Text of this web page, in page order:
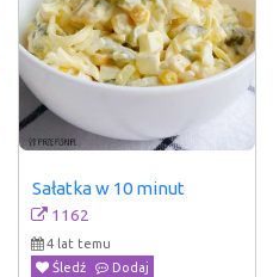
Sałatka w 10 minut
1162
4 lat temu
Śledź
Dodaj